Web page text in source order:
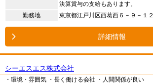
決算賞与の支給もあります。
勤務地
東京都江戸川区西葛西６－９－１２
詳細情報
シーエスエス株式会社
・環境・雰囲気 ・長く働ける会社 ・人間関係が良い